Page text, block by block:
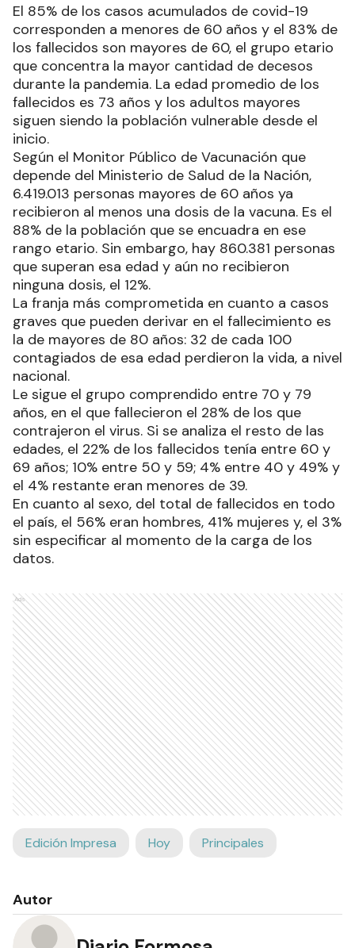
El 85% de los casos acumulados de covid-19
corresponden a menores de 60 años y el 83% de
los fallecidos son mayores de 60, el grupo etario
que concentra la mayor cantidad de decesos
durante la pandemia. La edad promedio de los
fallecidos es 73 años y los adultos mayores
siguen siendo la población vulnerable desde el
inicio.
Según el Monitor Público de Vacunación que
depende del Ministerio de Salud de la Nación,
6.419.013 personas mayores de 60 años ya
recibieron al menos una dosis de la vacuna. Es el
88% de la población que se encuadra en ese
rango etario. Sin embargo, hay 860.381 personas
que superan esa edad y aún no recibieron
ninguna dosis, el 12%.
La franja más comprometida en cuanto a casos
graves que pueden derivar en el fallecimiento es
la de mayores de 80 años: 32 de cada 100
contagiados de esa edad perdieron la vida, a nivel
nacional.
Le sigue el grupo comprendido entre 70 y 79
años, en el que fallecieron el 28% de los que
contrajeron el virus. Si se analiza el resto de las
edades, el 22% de los fallecidos tenía entre 60 y
69 años; 10% entre 50 y 59; 4% entre 40 y 49% y
el 4% restante eran menores de 39.
En cuanto al sexo, del total de fallecidos en todo
el país, el 56% eran hombres, 41% mujeres y, el 3%
sin especificar al momento de la carga de los
datos.
Ads
Edición Impresa Hoy Principales
Autor